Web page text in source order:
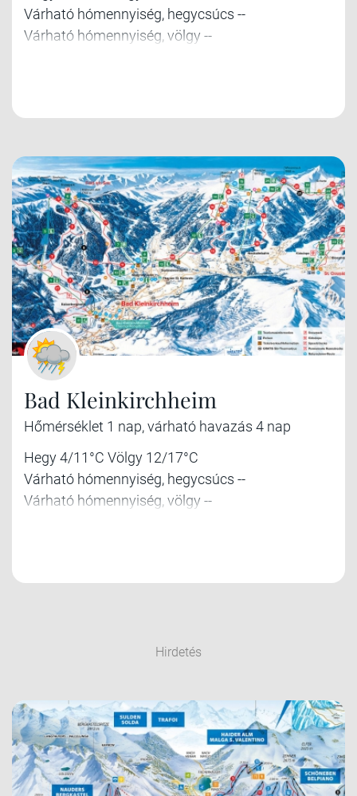
Várható hómennyiség, hegycsúcs --
Várható hómennyiség, völgy --
Bad Kleinkirchheim
Hőmérséklet 1 nap, várható havazás 4 nap
Hegy 4/11°C Völgy 12/17°C
Várható hómennyiség, hegycsúcs --
Várható hómennyiség, völgy --
Hirdetés